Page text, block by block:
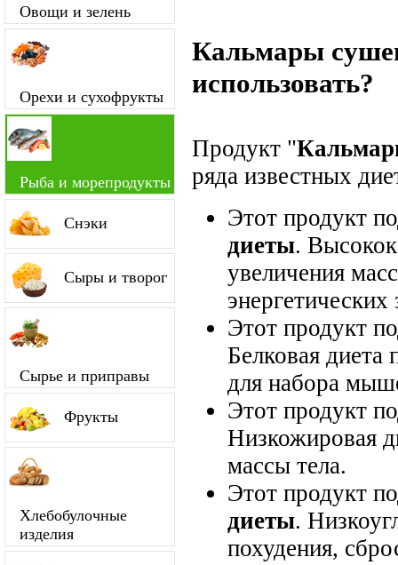
Овощи и зелень
Орехи и сухофрукты
Рыба и морепродукты
Снэки
Сыры и творог
Сырье и приправы
Фрукты
Хлебобулочные
изделия
Кальмары
использовать?
Продукт "
ряда известных
Этот продукт
диеты.
увеличения
энергетических
Этот продукт
Белковая диета
для набора
Этот продукт
Низкожировая
массы тела.
Этот продукт
диеты.
похудения,